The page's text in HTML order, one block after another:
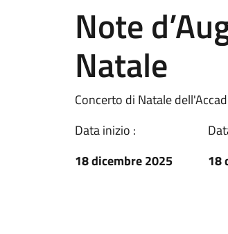
Note
Natale
Concerto di Natale
Data inizio :
18 dicembre 2025
18